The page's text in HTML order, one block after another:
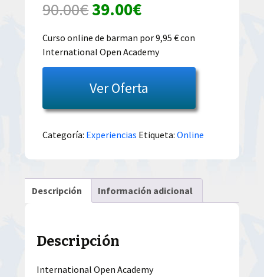
90.00€El
precio
original
era:
90.00€.
39.00€El
precio
actual
es:
39.00€.
Curso online de barman por 9,95 € con
International Open Academy
Ver Oferta
Categoría: Experiencias Etiqueta:Online
Descripción Información adicional
Descripción
International Open Academy